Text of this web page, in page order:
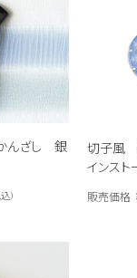
んざし 銀
切子風
インスト
販売価格